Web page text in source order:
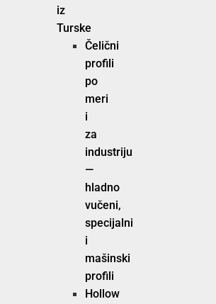
iz
Turske
Čelični
profili
po
meri
i
za
industriju
—
hladno
vučeni,
specijalni
i
mašinski
profili
Hollow